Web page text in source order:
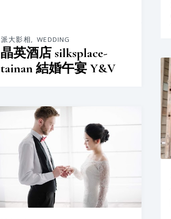
派大影相, WEDDING
晶英酒店 silksplace-
tainan 結婚午宴 Y&V